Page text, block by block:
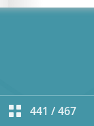
441 /467